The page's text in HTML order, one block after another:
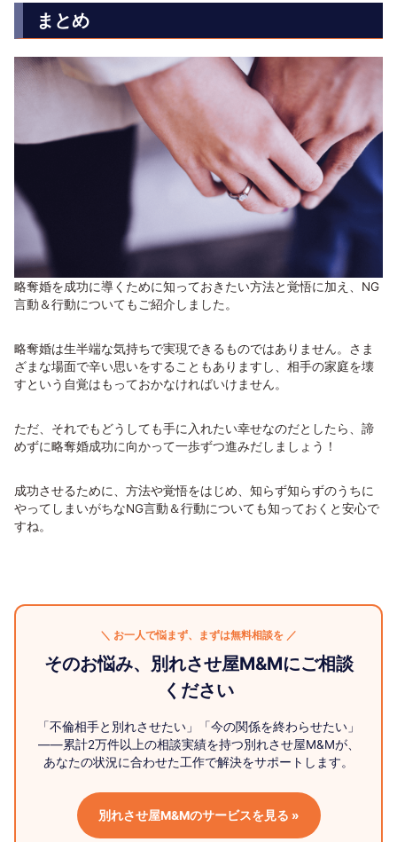
まとめ
略奪婚を成功に導くために知っておきたい方法と覚悟に加え、NG
言動＆行動についてもご紹介しました。
略奪婚は生半端な気持ちで実現できるものではありません。さま
ざまな場面で辛い思いをすることもありますし、相手の家庭を壊
すという自覚はもっておかなければいけません。
ただ、それでもどうしても手に入れたい幸せなのだとしたら、諦
めずに略奪婚成功に向かって一歩ずつ進みだしましょう！
成功させるために、方法や覚悟をはじめ、知らず知らずのうちに
やってしまいがちなNG言動＆行動についても知っておくと安心で
すね。
＼ お一人で悩まず、まずは無料相談を ／
そのお悩み、別れさせ屋M&Mにご相談
ください
「不倫相手と別れさせたい」「今の関係を終わらせたい」
——累計2万件以上の相談実績を持つ別れさせ屋M&Mが、
あなたの状況に合わせた工作で解決をサポートします。
別れさせ屋M&Mのサービスを見る »